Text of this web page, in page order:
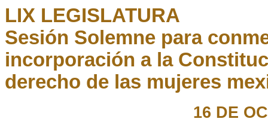
LIX LEGISLATURA
Sesión Solemne para
incorporación a la
derecho de las mujeres
16 DE